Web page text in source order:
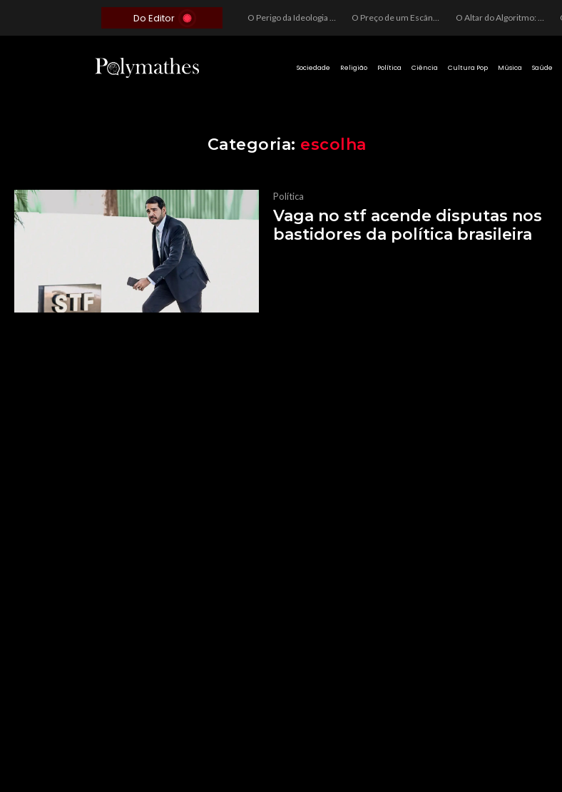
Do Editor O Perigo da Ideologia Desenfreada na Justiça: Quando a Pauta Política Substitui a Pena Criminal O Preço de um Escândalo: A Discrepância Entre o “Filme de Bolsonaro” e a Realidade do Cinema Mundial O Altar do Algoritmo: A Carência Humana e a Fabricação de Heróis no Brasil
Sociedade Religião Política Ciência Cultura Pop Música Saúde
Categoria: escolha
Política
Vaga no stf acende disputas nos
bastidores da política brasileira